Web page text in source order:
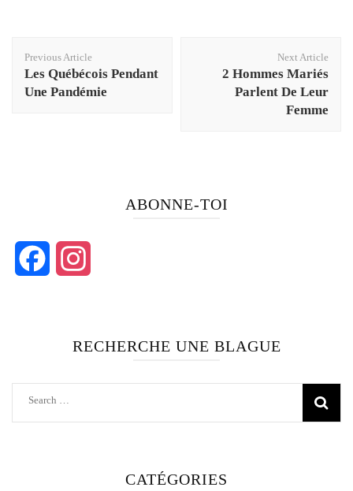
Navigation
Previous Article
Les Québécois Pendant
Une Pandémie
Next Article
2 Hommes Mariés
Parlent De Leur
Femme
ABONNE-TOI
Facebook
RECHERCHE UNE BLAGUE
Search
CATÉGORIES